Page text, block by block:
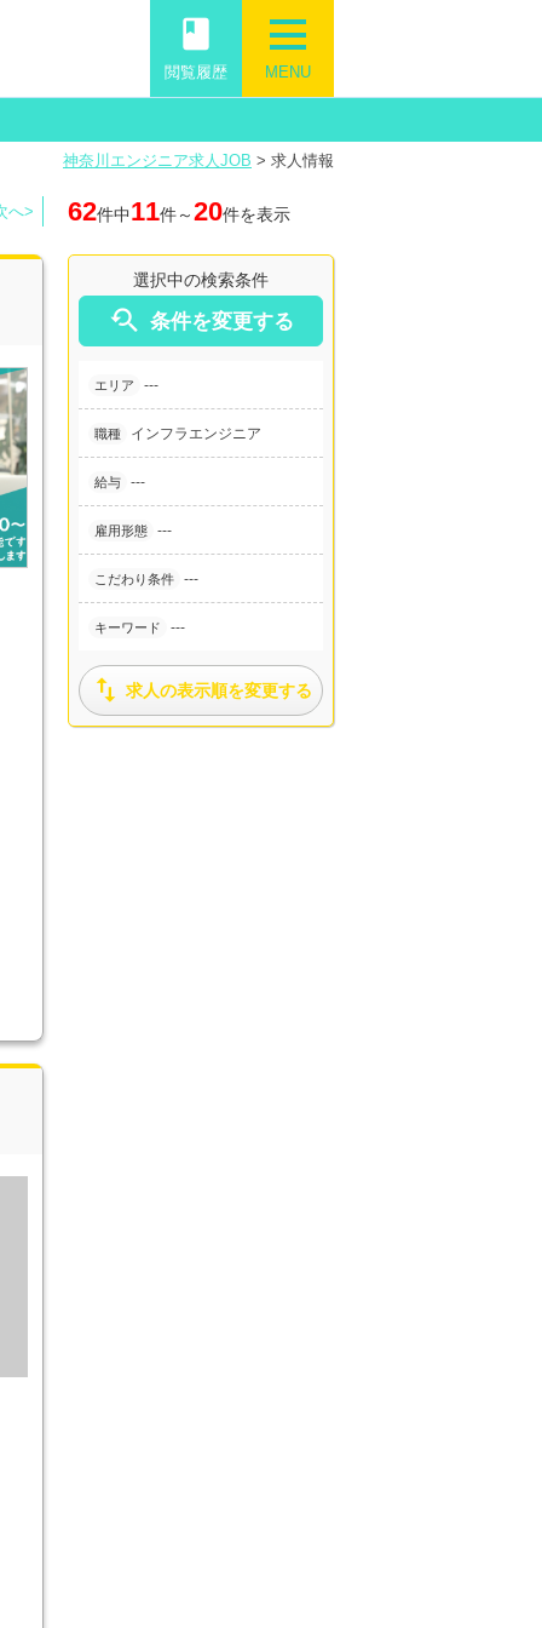
MENU
book
閲覧履歴
神奈川エンジニア求人JOB > 求人情報
62件中11件～20件を表示
へ>
選択中の検索条件
 条件を変更する
エリア ---
職種 インフラエンジニア
給与 ---
雇用形態 ---
こだわり条件 ---
キーワード ---
 求人の表示順を変更する